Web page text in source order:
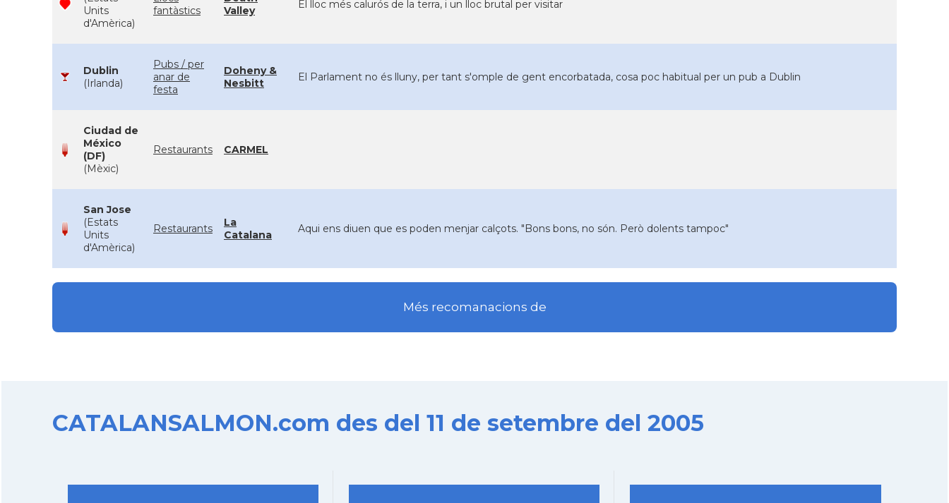
Units
d'Amèrica)
fantàstics
Valley
El lloc més calurós de la terra, i un lloc brutal per visitar
Dublin
(Irlanda)
Pubs / per
anar de
festa
Doheny &
Nesbitt
El Parlament no és lluny, per tant s'omple de gent encorbatada, cosa poc habitual per un pub a Dublin
Ciudad de
México
(DF)
(Mèxic)
Restaurants CARMEL
San Jose
(Estats
Units
d'Amèrica)
Restaurants
La
Catalana
Aqui ens diuen que es poden menjar calçots. "Bons bons, no són. Però dolents tampoc"
Més recomanacions de
CATALANSALMON.com des del 11 de setembre del 2005